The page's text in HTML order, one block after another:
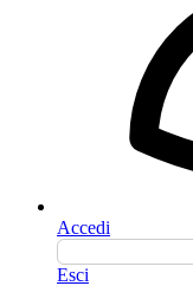
Accedi
Esci